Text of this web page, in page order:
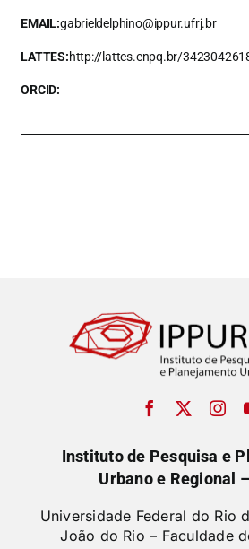
EMAIL:gabrieldelphino@ippur.ufrj.br
LATTES:http://lattes.cnpq.br/
ORCID:
Instituto de Pesquisa e
Urbano e Regional
Universidade Federal do Rio
João do Rio – Faculdade